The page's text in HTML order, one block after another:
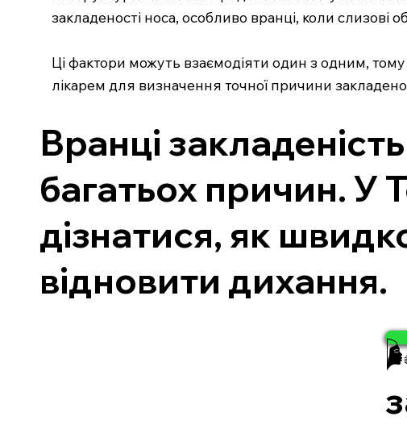
закладеності носа, особливо вранці, коли слизові
Ці фактори можуть взаємодіяти один з одним,
лікарем для визначення точної причини
Вранці
багатьох причин. У
дізнатися, як
відновити дихання.